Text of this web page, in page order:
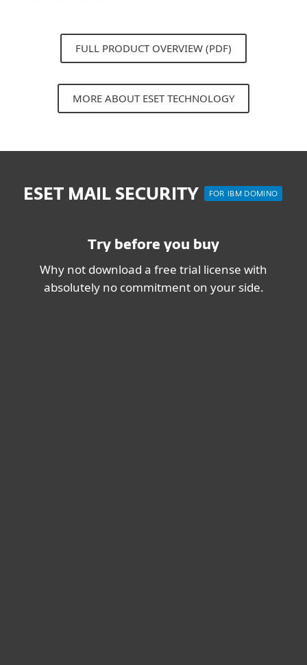
FULL PRODUCT OVERVIEW (PDF)
MORE ABOUT ESET TECHNOLOGY
ESET MAIL SECURITY FOR IBM DOMINO
Try before you buy
Why not download a free trial license with
absolutely no commitment on your side.